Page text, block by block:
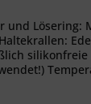
und Lösering: